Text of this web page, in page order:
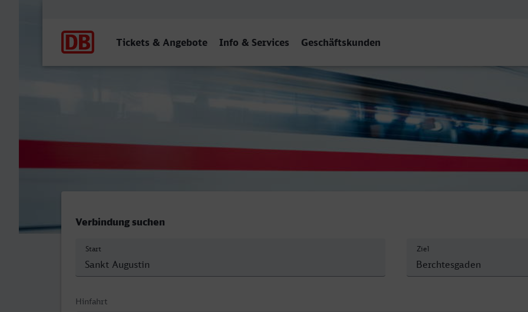
Tickets & Angebote Info & Services Geschäftskunden
St Augustin Ort - ZOB/Hauptbahnhof, Berchtesgaden
Verbindung suchen
Start Ziel
Hinfahrt